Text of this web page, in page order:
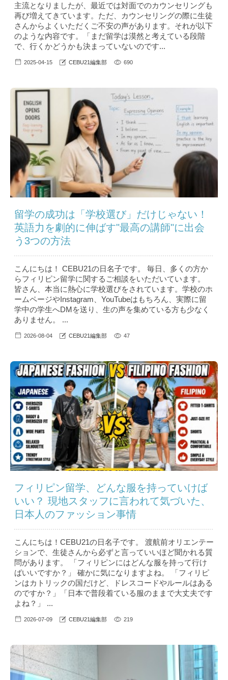
主流となりましたが、最近では対面でのカウンセリングも
再び増えてきています。ただ、カウンセリングの際に生徒
さんからよくいただくご不安の声があります。それが以下
のような内容です。「まだ留学は漠然と考えている段階
で、行くかどうかも決まっていないのです...
2025-04-15 CEBU21編集部 690
留学の成功は「学校選び」だけじゃない！
英語力を劇的に伸ばす"最高の講師"に出会
う3つの方法
こんにちは！ CEBU21の日名子です。 毎日、多くの方か
らフィリピン留学に関するご相談をいただいています。
皆さん、本当に熱心に学校選びをされています。学校のホ
ームページやInstagram、YouTubeはもちろん、実際に留
学中の学生へDMを送り、生の声を集めている方も少なく
ありません。 ...
2026-08-04 CEBU21編集部 47
フィリピン留学、どんな服を持っていけば
いい？ 現地スタッフに言われて気づいた、
日本人のファッション事情
こんにちは！CEBU21の日名子です。 渡航前オリエンテー
ションで、生徒さんから必ずと言っていいほど聞かれる質
問があります。 「フィリピンにはどんな服を持って行け
ばいいですか？」 確かに気になりますよね。 「フィリピ
ンはカトリックの国だけど、ドレスコードやルールはある
のですか？」「日本で普段着ている服のままで大丈夫です
よね？」 ...
2026-07-09 CEBU21編集部 219